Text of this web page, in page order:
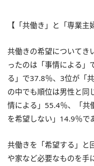
【「共働き」と「専業主
共働きの希望についてき
ったのは「事情による」
る」で37.8％、3位が「
の中でも順位は男性と同
情による」55.4％、「共
を希望しない」14.9％で
共働きを「希望する」と
や家など必要なものを手